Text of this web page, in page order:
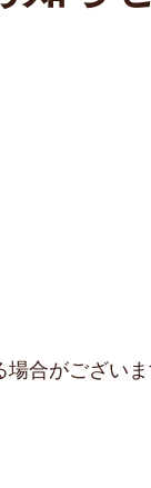
場合がござい